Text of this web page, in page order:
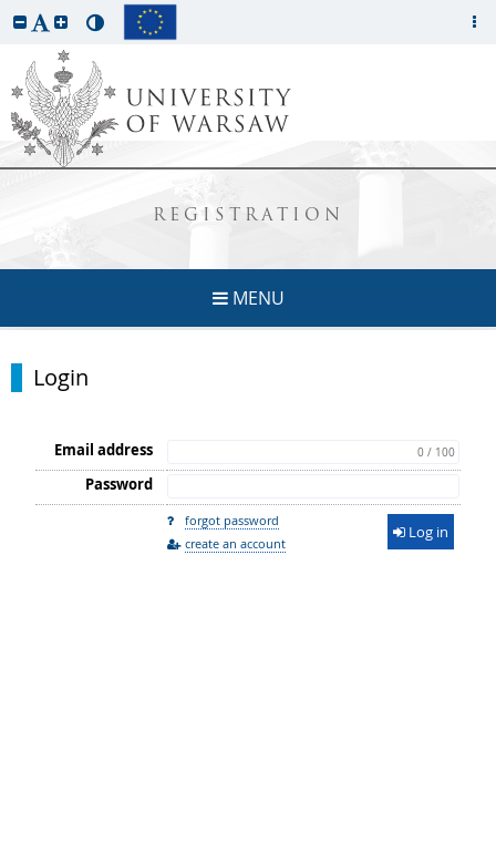
REGISTRATION
MENU
Login
Email address 0 / 100
Password
forgot password
create an account
Log in